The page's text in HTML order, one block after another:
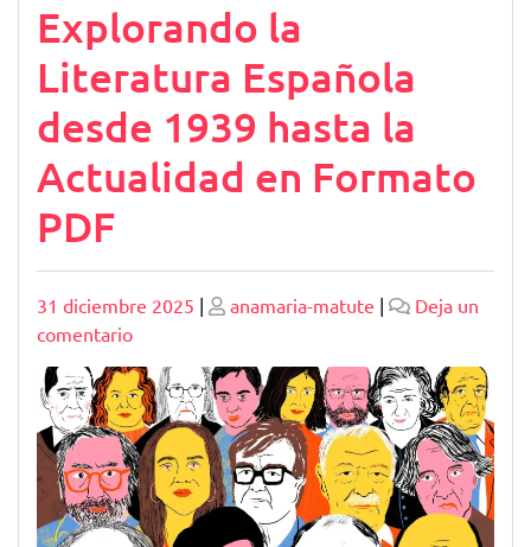
Explorando la
Literatura Española
desde 1939 hasta la
Actualidad en Formato
PDF
Publicado
31 diciembre 2025 | Publicado
anamaria-matute |
Deja un
comentarioen
Explorando
la
Literatura
Española
desde
1939
hasta